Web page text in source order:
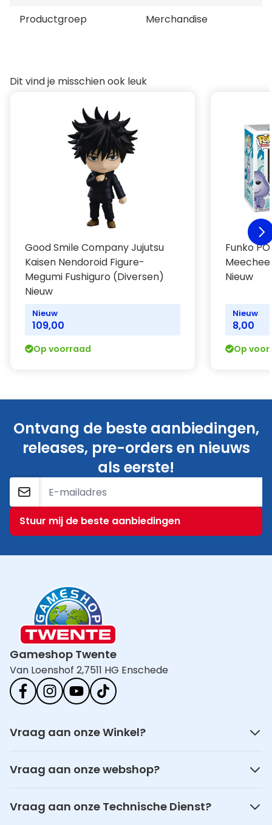
Productgroep
Merchandise
Dit vind je misschien ook leuk
Good Smile Company Jujutsu
Kaisen Nendoroid Figure-
Megumi Fushiguro (Diversen)
Nieuw
Nieuw
109,00
Op voorraad
Funko
Nieuw
Nieuw
8,00
Op
Ontvang de beste aanbiedingen,
releases, pre-orders en nieuws
als eerste!
E-mailadres
Stuur mij de beste aanbiedingen
Gameshop Twente
Van Loenshof 2,7511 HG Enschede
Vraag aan onze Winkel?
Vraag aan onze webshop?
Vraag aan onze Technische Dienst?